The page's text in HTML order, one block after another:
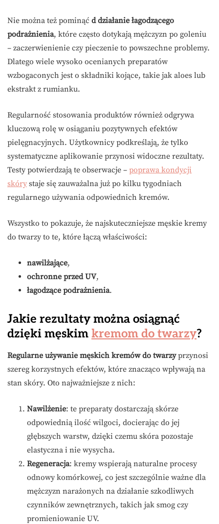
Nie można też pominąć d działanie łagodzącego
podrażnienia, które często dotykają mężczyzn po goleniu
– zaczerwienienie czy pieczenie to powszechne problemy.
Dlatego wiele wysoko ocenianych preparatów
wzbogaconych jest o składniki kojące, takie jak aloes lub
ekstrakt z rumianku.
Regularność stosowania produktów również odgrywa
kluczową rolę w osiąganiu pozytywnych efektów
pielęgnacyjnych. Użytkownicy podkreślają, że tylko
systematyczne aplikowanie przynosi widoczne rezultaty.
Testy potwierdzają te obserwacje – poprawa kondycji
skóry staje się zauważalna już po kilku tygodniach
regularnego używania odpowiednich kremów.
Wszystko to pokazuje, że najskuteczniejsze męskie kremy
do twarzy to te, które łączą właściwości:
nawilżające,
ochronne przed UV,
łagodzące podrażnienia.
Jakie rezultaty można osiągnąć
dzięki męskim kremom do twarzy?
Regularne używanie męskich kremów do twarzyprzynosi
szereg korzystnych efektów, które znacząco wpływają na
stan skóry. Oto najważniejsze z nich:
Nawilżenie: te preparaty dostarczają skórze
odpowiednią ilość wilgoci, docierając do jej
głębszych warstw, dzięki czemu skóra pozostaje
elastyczna i nie wysycha.
Regeneracja: kremy wspierają naturalne procesy
odnowy komórkowej, co jest szczególnie ważne dla
mężczyzn narażonych na działanie szkodliwych
czynników zewnętrznych, takich jak smog czy
promieniowanie UV.